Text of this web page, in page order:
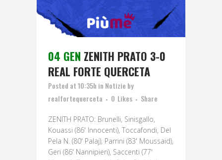
04 GEN ZENITH PRATO 3-0
REAL FORTE QUERCETA
Posted at 10:35h in Notizie by
realfortequerceta
0 Likes Share
ZENITH PRATO: Brunelli, Sinisgallo,
Kouassi (86' Innocenti), Toccafondi, Del
Pela N. (80' Palaj), Parrini (83' Moussaid),
Geri (86' Nannipieri), Saccenti (77'